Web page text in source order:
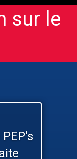
sur le